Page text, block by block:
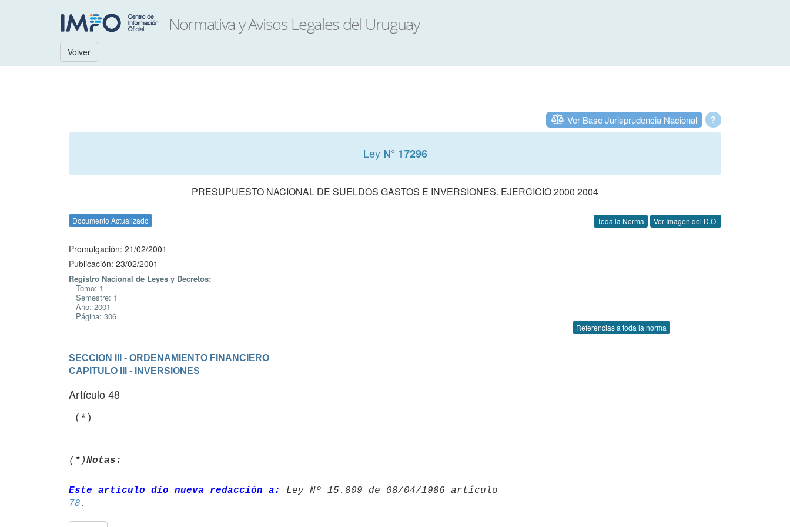
Volver
?
Ver Base Jurisprudencia Nacional
Ley N° 17296
PRESUPUESTO NACIONAL DE SUELDOS GASTOS E INVERSIONES. EJERCICIO 2000 2004
Documento Actualizado Toda la Norma Ver Imagen del D.O.
Promulgación: 21/02/2001
Publicación: 23/02/2001
Registro Nacional de Leyes y Decretos:
Tomo: 1
Semestre: 1
Año: 2001
Página: 306
Referencias a toda la norma
SECCION III - ORDENAMIENTO FINANCIERO
CAPITULO III - INVERSIONES
Artículo 48
(*)Notas:
Este artículo dio nueva redacción a:
78